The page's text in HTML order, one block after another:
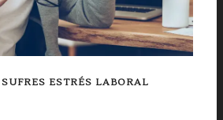
ESTRÉS LABORAL